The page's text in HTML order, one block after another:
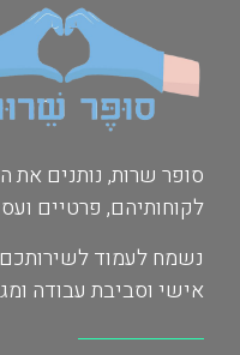
סופר שרות, נותנים
לקוחותיהם, פרטיים
נשמח לעמוד
אישי וסביבת עבודה